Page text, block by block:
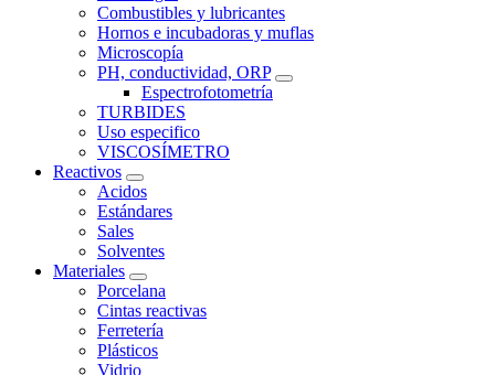
Combustibles y lubricantes
Hornos e incubadoras y muflas
Microscopía
PH, conductividad, ORP
Espectrofotometría
TURBIDES
Uso especifico
VISCOSÍMETRO
Reactivos
Acidos
Estándares
Sales
Solventes
Materiales
Porcelana
Cintas reactivas
Ferretería
Plásticos
Vidrio